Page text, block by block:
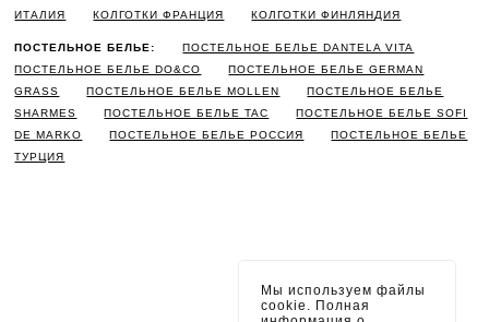
ИТАЛИЯ
КОЛГОТКИ ФРАНЦИЯ КОЛГОТКИ ФИНЛЯНДИЯ
ПОСТЕЛЬНОЕ БЕЛЬЕ:
ПОСТЕЛЬНОЕ БЕЛЬЕ DANTELA VITA
ПОСТЕЛЬНОЕ БЕЛЬЕ DO&CO
ПОСТЕЛЬНОЕ БЕЛЬЕ GERMAN
GRASS
ПОСТЕЛЬНОЕ БЕЛЬЕ MOLLEN
ПОСТЕЛЬНОЕ БЕЛЬЕ
SHARMES
ПОСТЕЛЬНОЕ БЕЛЬЕ TAC
ПОСТЕЛЬНОЕ БЕЛЬЕ SOFI
DE MARKO
ПОСТЕЛЬНОЕ БЕЛЬЕ РОССИЯ
ПОСТЕЛЬНОЕ БЕЛЬЕ
ТУРЦИЯ
Мы используем файлы
cookie. Полная